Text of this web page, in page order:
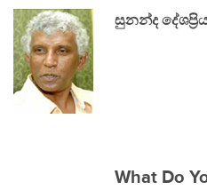
සුනන්ද
What Do